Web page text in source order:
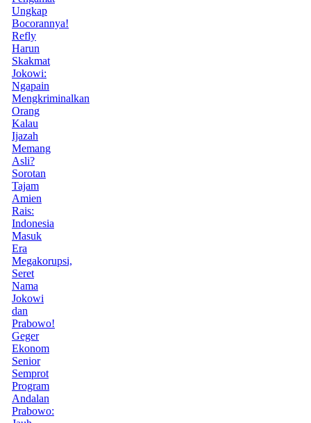
Ungkap
Bocorannya!
Refly
Harun
Skakmat
Jokowi:
Ngapain
Mengkriminalkan
Orang
Kalau
Ijazah
Memang
Asli?
Sorotan
Tajam
Amien
Rais:
Indonesia
Masuk
Era
Megakorupsi,
Seret
Nama
Jokowi
dan
Prabowo!
Geger
Ekonom
Senior
Semprot
Program
Andalan
Prabowo: